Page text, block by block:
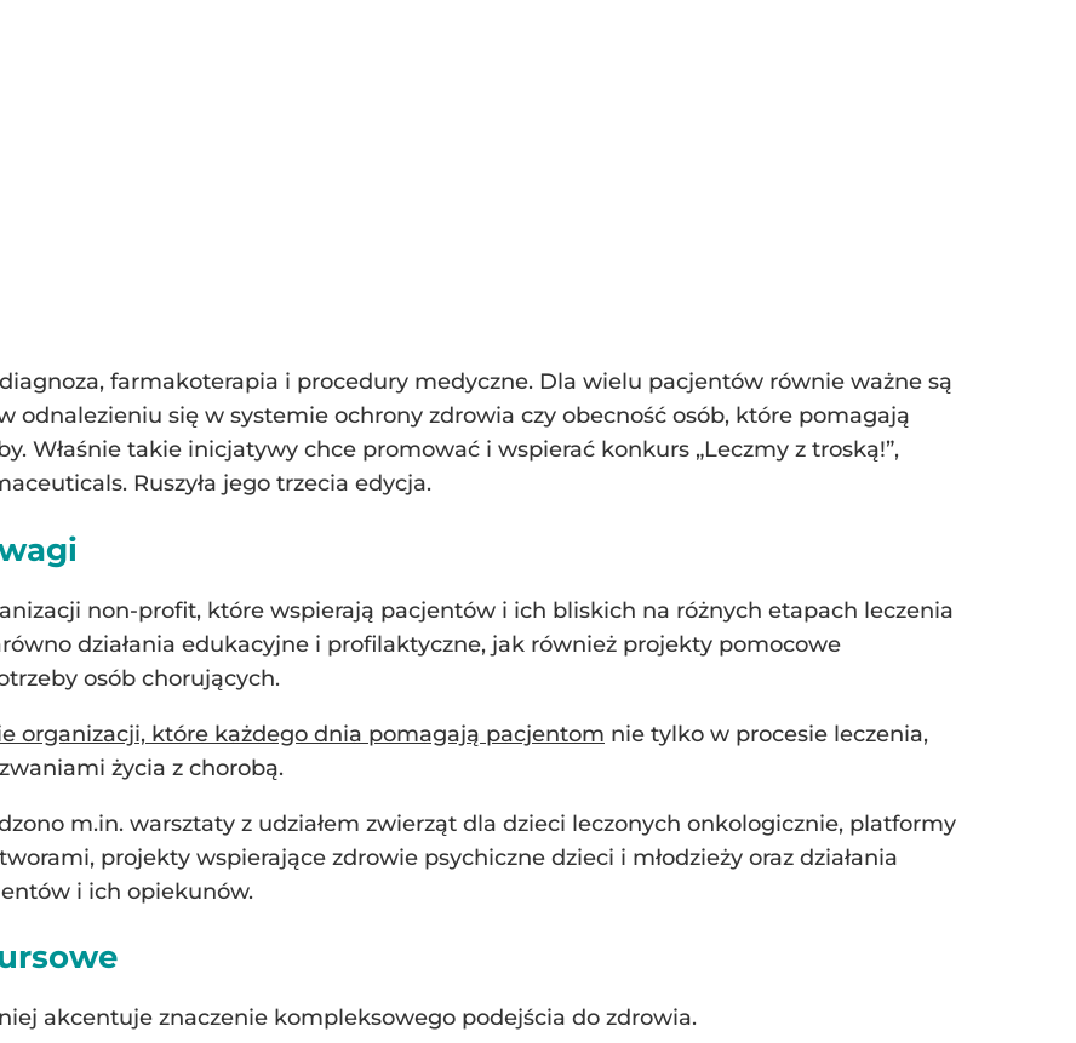
farmakoterapia i procedury medyczne. Dla wielu pacjentów równie ważne są
odnalezieniu się w systemie ochrony zdrowia czy obecność osób, które pomagają
Właśnie takie inicjatywy chce promować i wspierać konkurs „Leczmy z troską!”,
Ruszyła jego trzecia edycja.
non-profit, które wspierają pacjentów i ich bliskich na różnych etapach leczenia
działania edukacyjne i profilaktyczne, jak również projekty pomocowe
osób chorujących.
organizacji, które każdego dnia pomagają pacjentom nie tylko w procesie leczenia,
życia z chorobą.
m.in. warsztaty z udziałem zwierząt dla dzieci leczonych onkologicznie, platformy
projekty wspierające zdrowie psychiczne dzieci i młodzieży oraz działania
i ich opiekunów.
akcentuje znaczenie kompleksowego podejścia do zdrowia.